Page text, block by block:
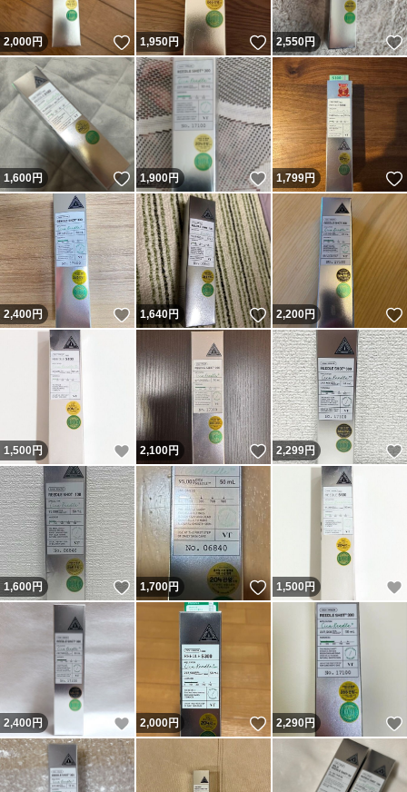
2,000円 いいね！
1,950円 いいね！
2,550円
1,600円 いいね！
1,900円 いいね！
1,799円
2,400円 いいね！
1,640円 いいね！
2,200円
1,500 円 いいね！
2,100円 いいね！
2,299円
1,600円 いいね！
1,700円 いいね！
1,500 円
2,400円 いいね！
2,000円 いいね！
2,290円